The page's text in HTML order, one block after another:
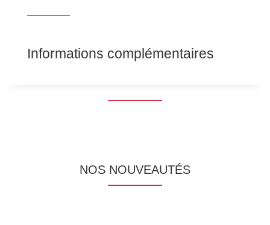
Informations complémentaires
NOS NOUVEAUTÉS